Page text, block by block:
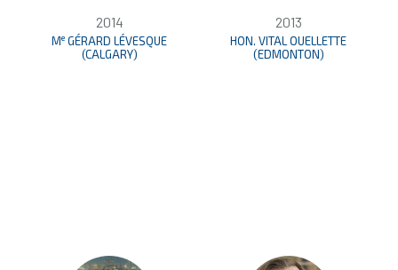
2014
Me GÉRARD LÉVESQUE
(CALGARY)
2013
HON. VITAL OUELLETTE
(EDMONTON)